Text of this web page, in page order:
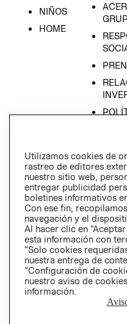
NIÑOS
HOME
Utilizamos cookies de
rastreo de editores
nuestro sitio web,
entregar publicidad
boletines informativos
Con ese fin,
navegación y el
Al hacer clic en
esta información con
“Solo cookies
nuestra entrega de
“Configuración de
nuestro aviso de
información.